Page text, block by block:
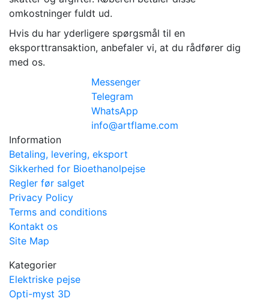
omkostninger fuldt ud.
Hvis du har yderligere spørgsmål til en
eksporttransaktion, anbefaler vi, at du rådfører dig
med os.
Messenger
Telegram
WhatsApp
info@artflame.com
Information
Betaling, levering, eksport
Sikkerhed for Bioethanolpejse
Regler før salget
Privacy Policy
Terms and conditions
Kontakt os
Site Map
Kategorier
Elektriske pejse
Opti-myst 3D